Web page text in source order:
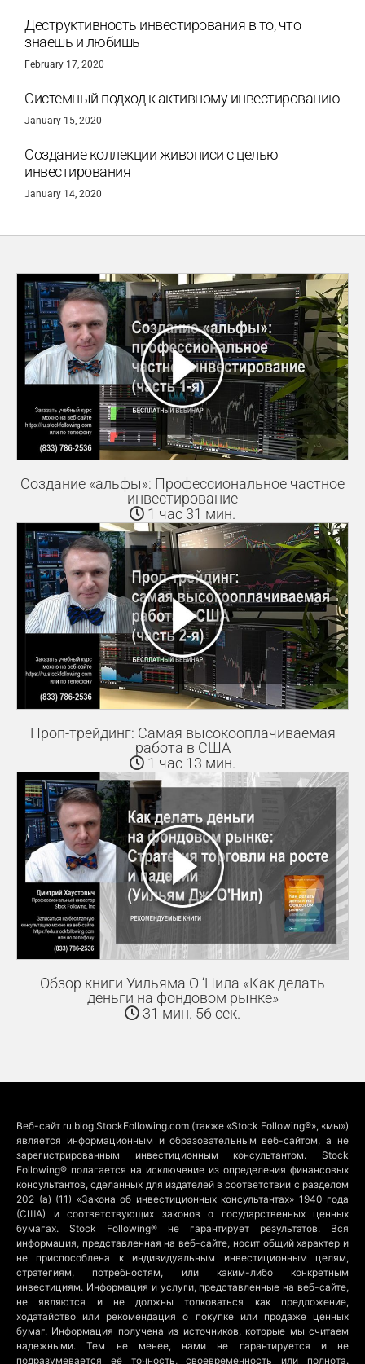
Деструктивность инвестирования в то, что
знаешь и любишь
February 17, 2020
Системный подход к активному инвестированию
January 15, 2020
Создание коллекции живописи с целью
инвестирования
January 14, 2020
Создание «альфы»: Профессиональное частное
инвестирование
1 час 31 мин.
Проп-трейдинг: Самая высокооплачиваемая
работа в США
1 час 13 мин.
Обзор книги Уильяма О ‘Нила «Как делать
деньги на фондовом рынке»
31 мин. 56 сек.
Веб-сайт ru.blog.StockFollowing.com (также «Stock Following®», «мы»)
является информационным и образовательным веб-сайтом, а не
зарегистрированным инвестиционным консультантом. Stock
Following® полагается на исключение из определения финансовых
консультантов, сделанных для издателей в соответствии с разделом
202 (a) (11) «Закона об инвестиционных консультантах» 1940 года
(США) и соответствующих законов о государственных ценных
бумагах. Stock Following® не гарантирует результатов. Вся
информация, представленная на веб-сайте, носит общий характер и
не приспособлена к индивидуальным инвестиционным целям,
стратегиям, потребностям, или каким-либо конкретным
инвестициям. Информация и услуги, представленные на веб-сайте,
не являются и не должны толковаться как предложение,
ходатайство или рекомендация о покупке или продаже ценных
бумаг. Информация получена из источников, которые мы считаем
надежными. Тем не менее, нами не гарантируется и не
подразумевается её точность, своевременность или полнота.